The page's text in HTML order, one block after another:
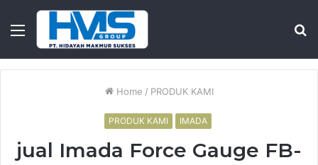
Menu
Home / PRODUK KAMI
PRODUK KAMI IMADA
jual Imada Force Gauge FB-